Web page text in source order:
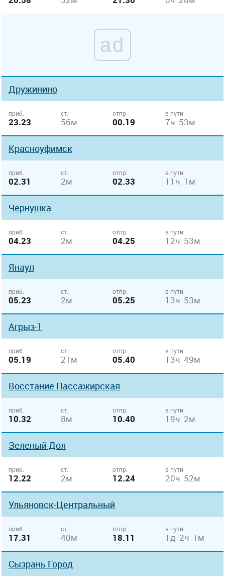
ad
Дружинино
приб.
23.23
ст.
56м
отпр.
00.19
в пути
7ч 53м
Красноуфимск
приб.
02.31
ст.
2м
отпр.
02.33
в пути
11ч 1м
Чернушка
приб.
04.23
ст.
2м
отпр.
04.25
в пути
12ч 53м
Янаул
приб.
05.23
ст.
2м
отпр.
05.25
в пути
13ч 53м
Агрыз-1
приб.
05.19
ст.
21м
отпр.
05.40
в пути
13ч 49м
Восстание Пассажирская
приб.
10.32
ст.
8м
отпр.
10.40
в пути
19ч 2м
Зеленый Дол
приб.
12.22
ст.
2м
отпр.
12.24
в пути
20ч 52м
Ульяновск-Центральный
приб.
17.31
ст.
40м
отпр.
18.11
в пути
1д 2ч 1м
Сызрань Город